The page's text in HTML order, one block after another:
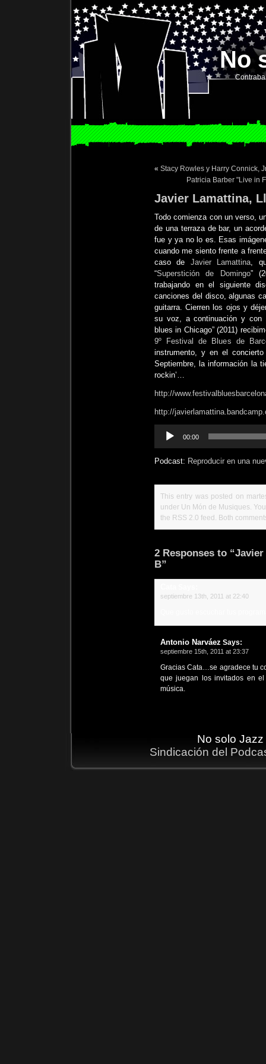
No
« Stacy Rowles y Harry Connick,
Patricia Barber "Live in
Javier Lamattina,
Todo comienza con un verso,
de una terraza de bar, un
fue y ya no lo es. Esas
cuando me siento frente a
caso de Javier Lamattina,
“Superstición de Domingo”
trabajando en el siguiente
canciones del disco, algunas
guitarra. Cierren los ojos y
su voz, a continuación y
blues in Chicago” (2011)
9º Festival de Blues de
instrumento, y en el
Septiembre, la información la
rockin’…
http://
http://
Reproductor
00:00
Podcast: Reproducir en una
This entry was posted on
under Un Món de Musiques.
the RSS 2.0 feed. Both
2 Responses to
B”
septiembre 13th, 2011 at 22:40
Antonio Narváez Says:
septiembre 15th, 2011 at 23:37
Gracias Cata…se agradece tu
que juegan los invitados en
música.
No solo
Sindicación del